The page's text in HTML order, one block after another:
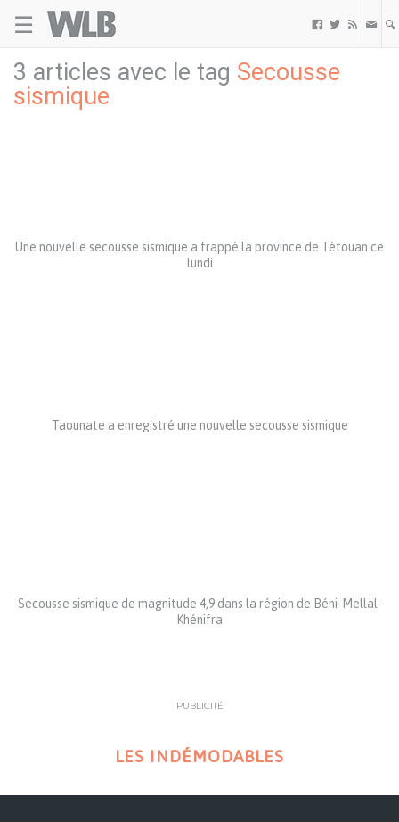
☰   
3 articles avec le tag Secousse
sismique
Une nouvelle secousse sismique a frappé la province de Tétouan ce
lundi
Taounate a enregistré une nouvelle secousse sismique
Secousse sismique de magnitude 4,9 dans la région de Béni-Mellal-
Khénifra
PUBLICITÉ
LES INDÉMODABLES